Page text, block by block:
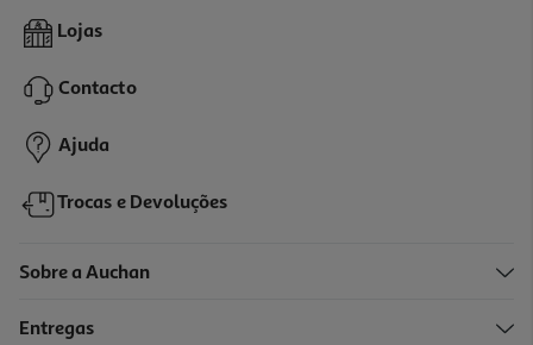
Livro Os Mini-Cinco 20 - Os Cinco E Os Gatinhos Perdidos
9,90 € PVP de editor
8,91 €
Lojas
Contacto
Ajuda
Trocas e Devoluções
Sobre a Auchan
Entregas